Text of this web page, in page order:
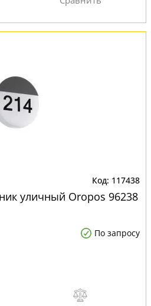
117438
уличный Oropos 96238
По запросу